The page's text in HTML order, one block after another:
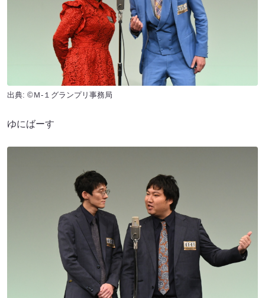
出典: ©Ｍ-１グランプリ事務局
ゆにばーす